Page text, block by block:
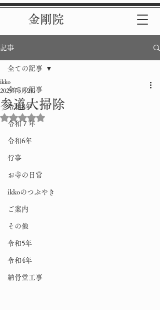
金剛院
記事
全ての記事
令和8年
令和７年
令和6年
行事
お寺の日常
ikkoのつぶやき
ご案内
その他
令和5年
令和4年
納骨堂工事
全ての記事
参道大掃除
ikko
2025年5月2日
5つ星のうちNaNと評価されています。